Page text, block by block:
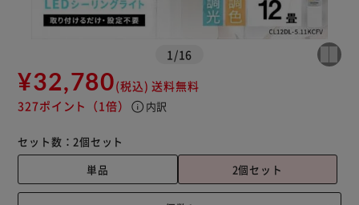
1 /16
¥32,780(税込) 送料無料
327ポイント （1倍） info 内訳
セット数： 2個セット
単品
2個セット